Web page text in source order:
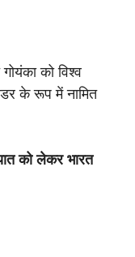
को विश्व
के रूप में नामित
को लेकर भारत